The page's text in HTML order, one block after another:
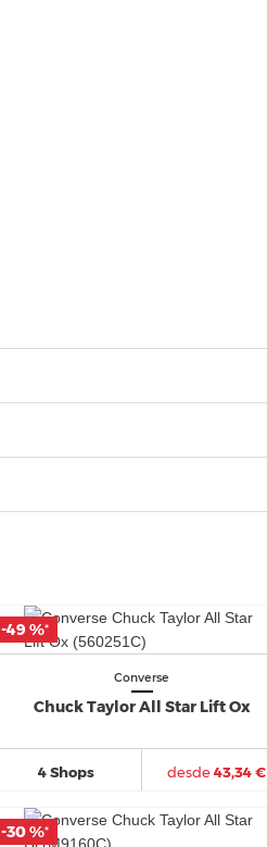
Converse
Chuck Taylor All Star Lift Ox
4 Shops desde43,34 €
-49 %*
-49 %*
-30 %*
-30 %*